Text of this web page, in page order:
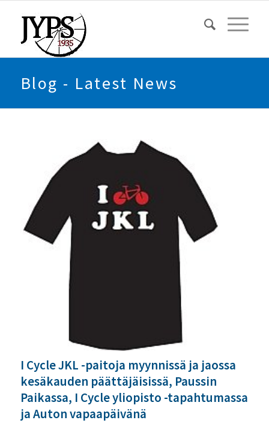
Blog - Latest News
I Cycle JKL -paitoja myynnissä ja jaossa
kesäkauden päättäjäisissä, Paussin
Paikassa, I Cycle yliopisto -tapahtumassa
ja Auton vapaapäivänä